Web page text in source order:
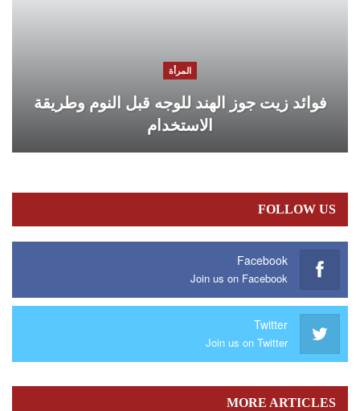
المرأة
فوائد زيت جوز الهند للوجه قبل النوم وطريقة
الاستخدام
FOLLOW US
Facebook
Join us on Facebook
Twitter
Join us on Twitter
MORE ARTICLES